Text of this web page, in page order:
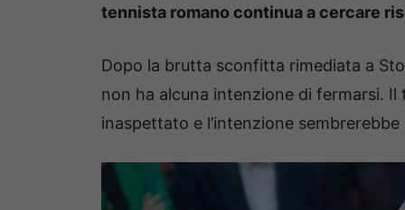
tennista romano continua a cercare
Dopo la brutta sconfitta rimediata a
non ha alcuna intenzione di fermarsi.
inaspettato e l’intenzione